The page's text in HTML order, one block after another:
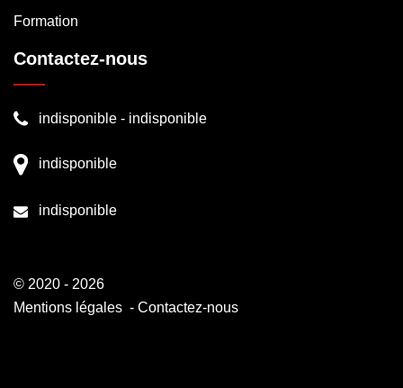
Formation
Contactez-nous
indisponible - indisponible
indisponible
indisponible
© 2020 - 2026
Mentions légales - Contactez-nous